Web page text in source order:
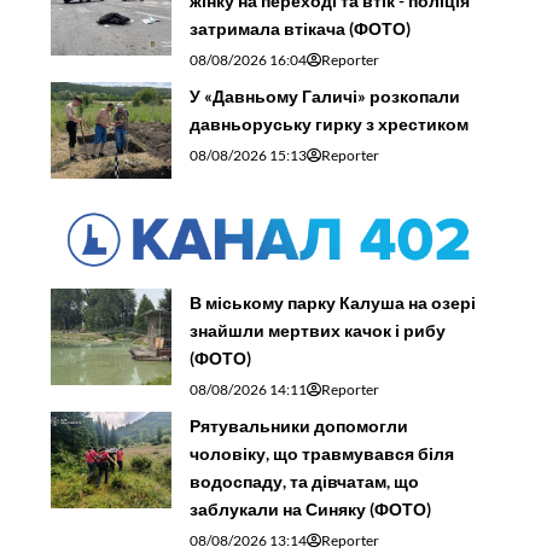
затримала втікача (ФОТО)
08/08/2026 16:04 Reporter
У «Давньому Галичі» розкопали
давньоруську гирку з хрестиком
08/08/2026 15:13 Reporter
В міському парку Калуша на озері
знайшли мертвих качок і рибу
(ФОТО)
08/08/2026 14:11 Reporter
Рятувальники допомогли
чоловіку, що травмувався біля
водоспаду, та дівчатам, що
заблукали на Синяку (ФОТО)
08/08/2026 13:14 Reporter